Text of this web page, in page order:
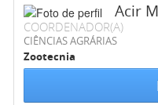
Acir
COORDENADOR(A)
CIÊNCIAS AGRÁRIAS
Zootecnia